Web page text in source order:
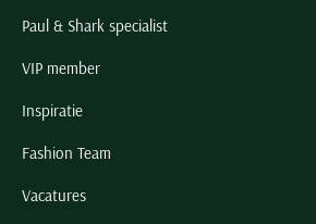
Paul & Shark specialist
VIP member
Inspiratie
Fashion Team
Vacatures